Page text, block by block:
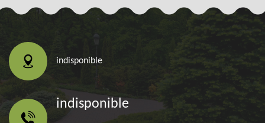
indisponible
indisponible